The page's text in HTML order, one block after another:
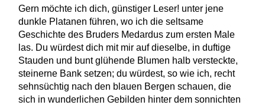
Gern möchte ich dich, günstiger Leser! unter jene
dunkle Platanen führen, wo ich die seltsame
Geschichte des Bruders Medardus zum ersten Male
las. Du würdest dich mit mir auf dieselbe, in duftige
Stauden und bunt glühende Blumen halb versteckte,
steinerne Bank setzen; du würdest, so wie ich, recht
sehnsüchtig nach den blauen Bergen schauen, die
sich in wunderlichen Gebilden hinter dem sonnichten